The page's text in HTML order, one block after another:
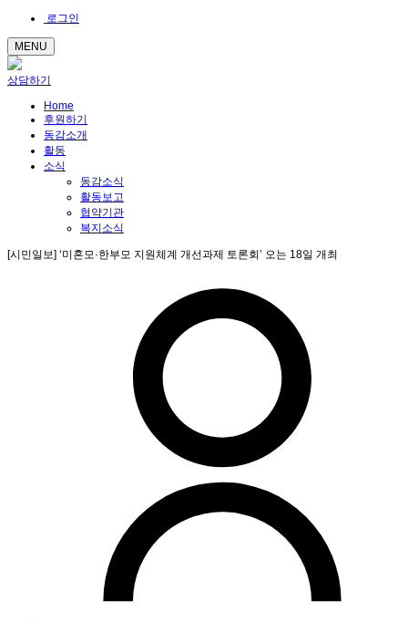
로그인
MENU
상담하기
Home
후원하기
동감소개
활동
소식
동감소식
활동보고
협약기관
복지소식
[시민일보] ‘미혼모·한부모 지원체계 개선과제 토론회’ 오는 18일 개최